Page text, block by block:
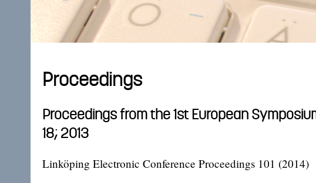
Proceedings
Proceedings from the 1st European
18; 2013
Linköping Electronic Conference Proceedings 101 (2014)